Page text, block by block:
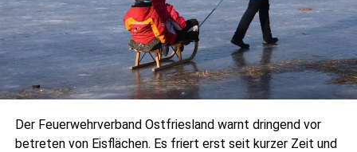
Der Feu­er­wehr­ver­band Ost­fries­land warnt drin­gend vor
betre­ten von Eis­flä­chen. Es friert erst seit kur­zer Zeit und